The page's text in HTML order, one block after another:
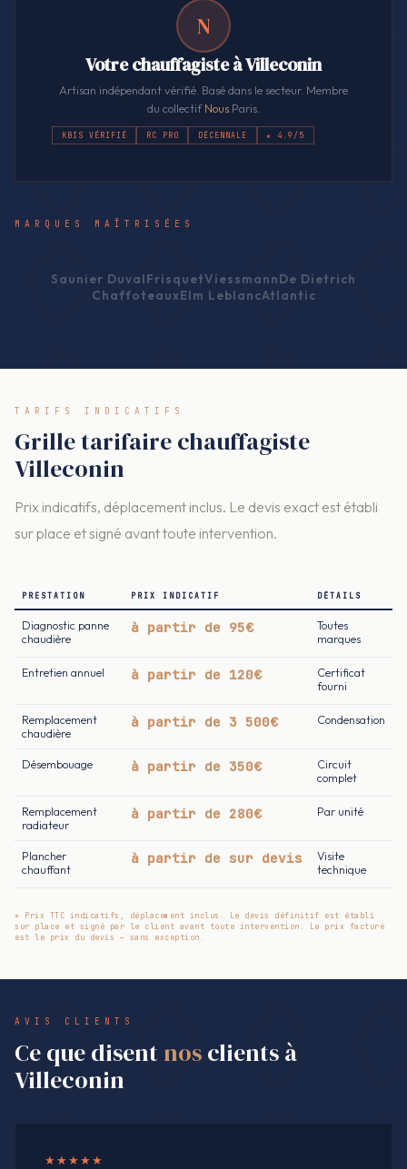
N
Votre chauffagiste à Villeconin
Artisan indépendant vérifié. Basé dans le secteur. Membre
du collectifNous.Paris.
KBIS VÉRIFIÉ RC PRO DÉCENNALE ★ 4.9/5
MARQUES MAÎTRISÉES
Saunier DuvalFrisquetViessmannDe Dietrich
ChaffoteauxElm LeblancAtlantic
TARIFS INDICATIFS
Grille tarifaire chauffagiste
Villeconin
Prix indicatifs, déplacement inclus. Le devis exact est établi
sur place et signé avant toute intervention.
PRESTATION PRIX INDICATIF DÉTAILS
Diagnostic panne
chaudière
à partir de 95€
Toutes
marques
Entretien annuel à partir de 120€
Certificat
fourni
Remplacement
chaudière
à partir de 3 500€ Condensation
Désembouage à partir de 350€
Circuit
complet
Remplacement
radiateur
à partir de 280€ Par unité
Plancher
chauffant
à partir de sur devis
Visite
technique
* Prix TTC indicatifs, déplacement inclus. Le devis définitif est établi
sur place et signé par le client avant toute intervention. Le prix facturé
est le prix du devis — sans exception.
AVIS CLIENTS
Ce que disent nosclients à
Villeconin
★★★★★